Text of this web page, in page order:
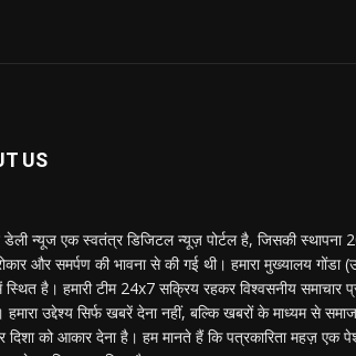
US
डेली न्यूज एक स्वतंत्र डिजिटल न्यूज़ पोर्टल है, जिसकी स्थापना
और समर्पण की भावना से की गई थी। हमारा मुख्यालय गोंडा
है। हमारी टीम 24x7 सक्रिय रहकर विश्वसनीय समाचार
उद्देश्य सिर्फ खबरें देना नहीं, बल्कि खबरों के माध्यम से
को आकार देना है। हम मानते हैं कि पत्रकारिता महज़ एक